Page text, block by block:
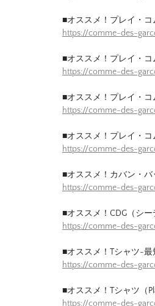
■オススメ！プレイ・
https://comme-des-
■オススメ！プレイ・
https://comme-des-
■オススメ！プレイ・
https://comme-des-
■オススメ！プレイ・
https://comme-des-
■オススメ！カバン・
https://comme-des-
■オススメ！CDG（シ
https://comme-des-
■オススメ！Tシャツ-
https://comme-des-
■オススメ！Tシャツ（
https://comme-des-